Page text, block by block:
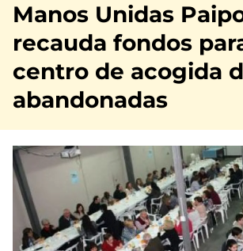
Manos Unidas
recauda fondos
centro de acogida
abandonadas